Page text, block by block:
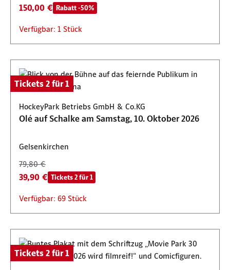
150,00 € Rabatt -50%
Verfügbar: 1 Stück
Tickets 2 für 1
HockeyPark Betriebs GmbH & Co.KG
Olé auf Schalke am Samstag, 10. Oktober 2026
Gelsenkirchen
79,80 €
39,90 € Tickets 2 für 1
Verfügbar: 69 Stück
Tickets 2 für 1